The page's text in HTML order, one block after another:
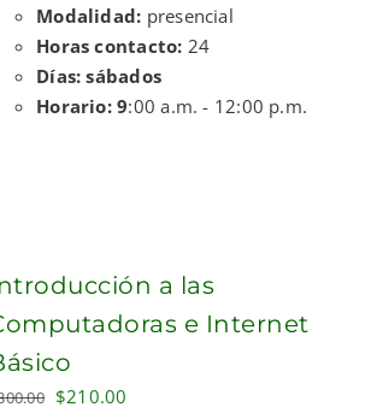
Modalidad: presencial
Horas contacto: 24
Días: sábados
Horario: 9:00 a.m. - 12:00 p.m.
a las
e Internet
Original
$210.00